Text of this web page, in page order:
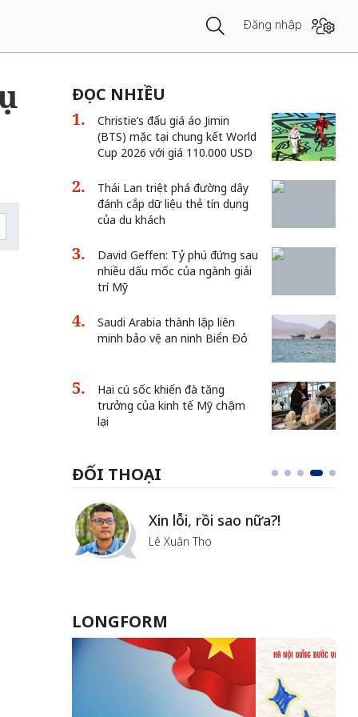
Đăng nhập
ĐỌC NHIỀU
Christie’s đấu giá áo Jimin
(BTS) mặc tại chung kết World
Cup 2026 với giá 110.000 USD
Thái Lan triệt phá đường dây
đánh cắp dữ liệu thẻ tín dụng
của du khách
David Geffen: Tỷ phú đứng sau
nhiều dấu mốc của ngành giải
trí Mỹ
Saudi Arabia thành lập liên
minh bảo vệ an ninh Biển Đỏ
Hai cú sốc khiến đà tăng
trưởng của kinh tế Mỹ chậm
lại
ĐỐI THOẠI
Xin lỗi, rồi sao nữa?!
Lê Xuân Thọ
LONGFORM